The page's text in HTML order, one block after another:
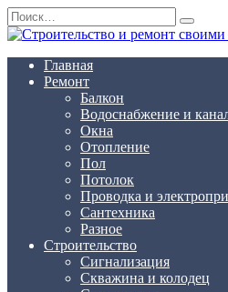
Перейти
к
содержанию
Search
for:
Главная
Ремонт
Балкон
Водоснабжение и
Окна
Отопление
Пол
Потолок
Проводка и
Сантехника
Разное
Строительство
Сигнализация
Скважина и колодец